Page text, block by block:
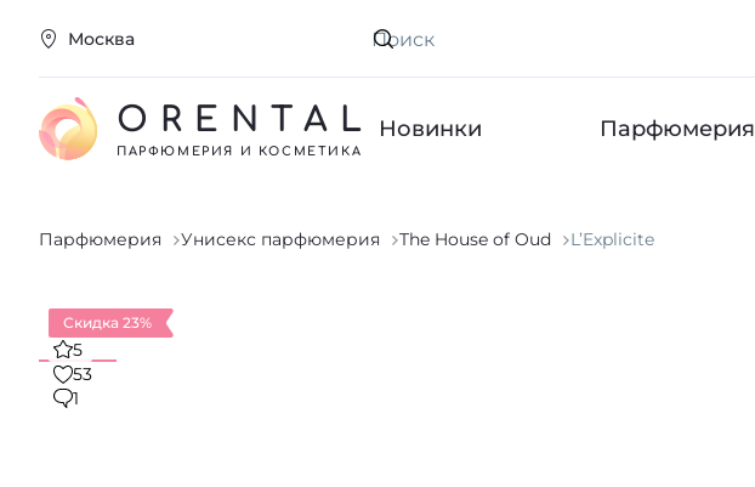
Москва Искать
ORENTAL
ПАРФЮМЕРИЯ И КОСМЕТИКА
Новинки Парфюмерия
Парфюмерия Унисекс парфюмерия The House of Oud L’Explicite
Скидка 23%
5
53
1